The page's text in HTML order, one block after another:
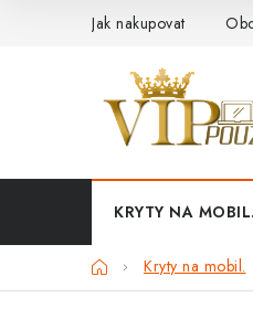
Jak nakupovat
KRYTY NA MOBIL.
DomůKryty na mobil.